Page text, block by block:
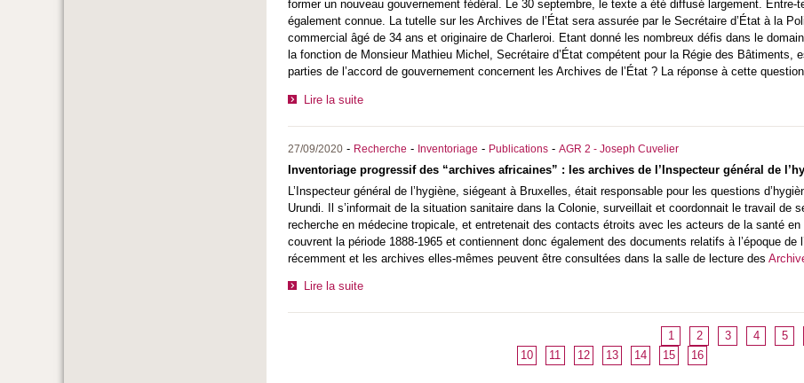
former un nouveau gouvernement fédéral. Le 30 septembre, le texte a été diffusé largement.
également connue. La tutelle sur les Archives de l’État sera assurée par le Secrétaire d’État à la
commercial âgé de 34 ans et originaire de Charleroi. Etant donné les nombreux défis dans le
la fonction de Monsieur Mathieu Michel, Secrétaire d’État compétent pour la Régie des Bâtiments,
parties de l’accord de gouvernement concernent les Archives de l’État ? La réponse à cette
Lire la suite
27/09/2020 - Recherche - Inventoriage - Publications - AGR 2 - Joseph Cuvelier
Inventoriage progressif des “archives africaines” : les archives de l’Inspecteur général de
L’Inspecteur général de l’hygiène, siégeant à Bruxelles, était responsable pour les questions
Urundi. Il s’informait de la situation sanitaire dans la Colonie, surveillait et coordonnait le travail de
recherche en médecine tropicale, et entretenait des contacts étroits avec les acteurs de la santé
couvrent la période 1888-1965 et contiennent donc également des documents relatifs à l’époque de
récemment et les archives elles-mêmes peuvent être consultées dans la salle de lecture des
Lire la suite
1 2 3 4 5
10
11 12 13 14 15 16